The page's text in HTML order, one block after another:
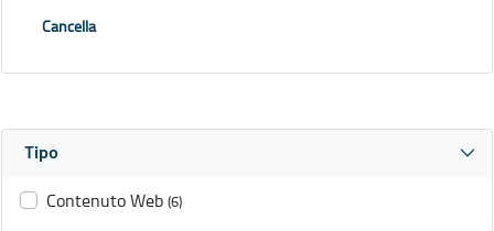
Cancella
Tipo
Contenuto Web (6)